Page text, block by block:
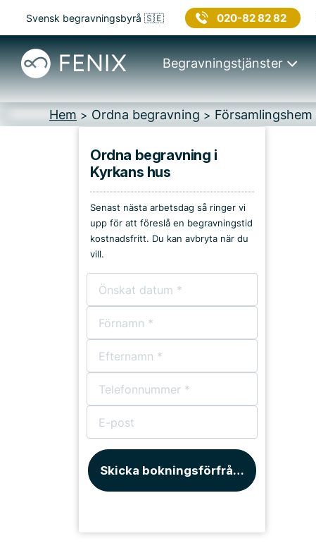
Svensk begravningsbyrå 🇸🇪 020-82 82 82
Begravningstjänster
Hem > Ordna begravning > Församlingshem
Kyrkor & kapell
Begravningsplatser
Församlingshem
Bårhus
Ordna begravning i
Kyrkans hus
Senast nästa arbetsdag så ringer vi
upp för att föreslå en begravningstid
kostnadsfritt. Du kan avbryta när du
vill.
Skicka bokningsförfrågan